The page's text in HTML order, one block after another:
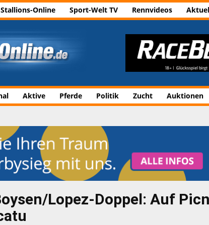
Stallions-Online Sport-Welt TV Rennvideos
Aktive Pferde Politik Zucht Auktionen
Lopez-Doppel: Auf